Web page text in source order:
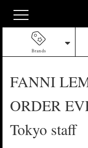
Brands
FANNI
ORDER
Tokyo staff